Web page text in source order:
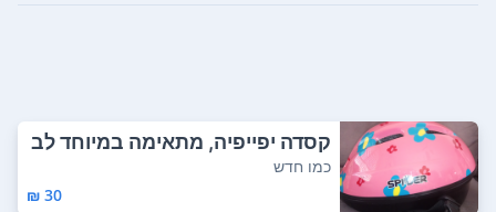
קסדה יפייפיה, מתאימה במיוחד לב
נות, צבע א...
כמו חדש
30 ₪